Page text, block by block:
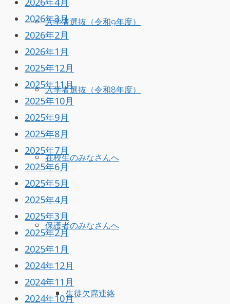
入学者選抜（令和9年度）
入学者選抜（令和8年度）
在校生のみなさんへ
保護者のみなさんへ
生徒欠席連絡
2026年3月
2026年2月
2026年1月
2025年12月
2025年11月
2025年10月
2025年9月
2025年8月
2025年7月
2025年6月
2025年5月
2025年4月
2025年3月
2025年2月
2025年1月
2024年12月
2024年11月
2024年10月